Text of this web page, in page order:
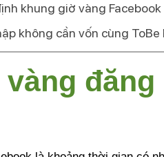
khung giờ vàng
không cần vốn cùng ToBe
đăng